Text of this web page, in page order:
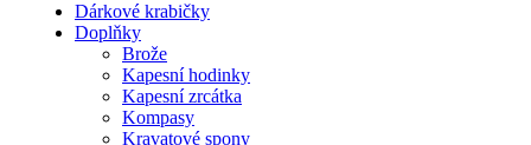
Dárkové krabičky
Doplňky
Brože
Kapesní hodinky
Kapesní zrcátka
Kompasy
Kravatové spony